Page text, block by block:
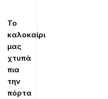
Το
καλοκαίρι
μας
χτυπά
πια
την
πόρτα